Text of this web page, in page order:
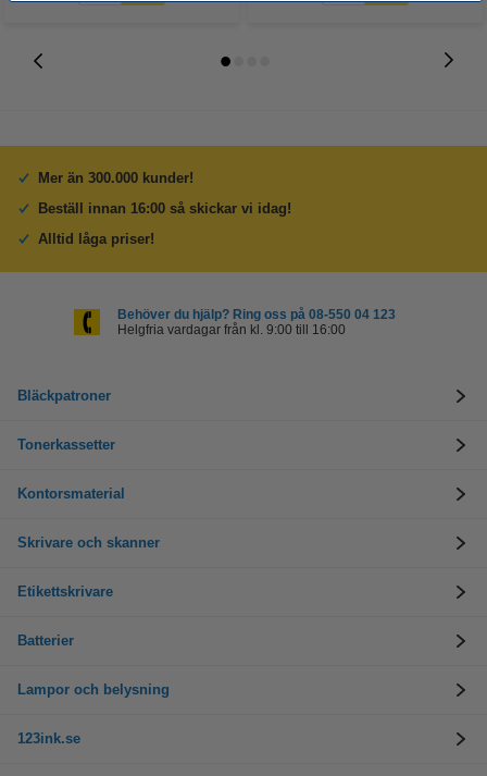
Mer än 300.000 kunder!
Beställ innan 16:00 så skickar vi idag!
Alltid låga priser!
Behöver du hjälp? Ring oss på 08-550 04 123
Helgfria vardagar från kl. 9:00 till 16:00
Bläckpatroner
Tonerkassetter
Kontorsmaterial
Skrivare och skanner
Etikettskrivare
Batterier
Lampor och belysning
123ink.se